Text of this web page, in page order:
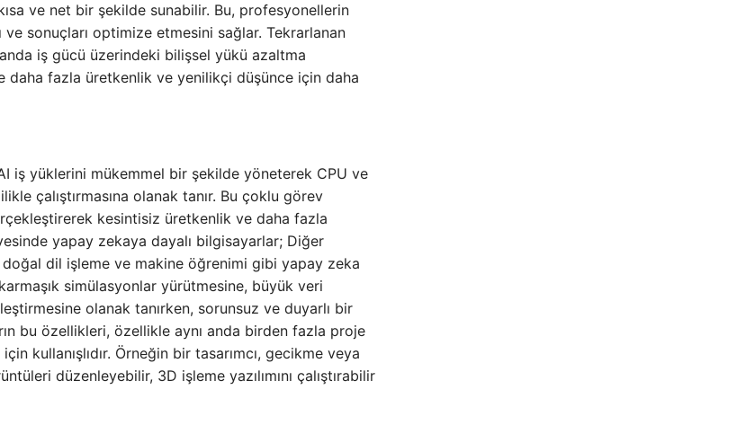
ve net bir şekilde sunabilir. Bu, profesyonellerin
ve sonuçları optimize etmesini sağlar. Tekrarlanan
iş gücü üzerindeki bilişsel yükü azaltma
daha fazla üretkenlik ve yenilikçi düşünce için daha
iş yüklerini mükemmel bir şekilde yöneterek CPU ve
çalıştırmasına olanak tanır. Bu çoklu görev
kesintisiz üretkenlik ve daha fazla
yapay zekaya dayalı bilgisayarlar; Diğer
doğal dil işleme ve makine öğrenimi gibi yapay zeka
simülasyonlar yürütmesine, büyük veri
olanak tanırken, sorunsuz ve duyarlı bir
bu özellikleri, özellikle aynı anda birden fazla proje
kullanışlıdır. Örneğin bir tasarımcı, gecikme veya
düzenleyebilir, 3D işleme yazılımını çalıştırabilir